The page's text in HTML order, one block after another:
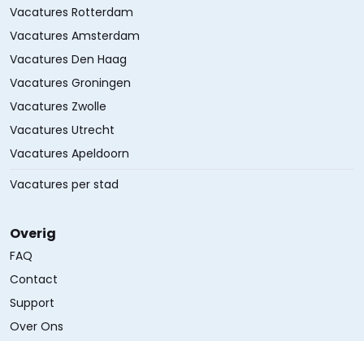
Vacatures Rotterdam
Vacatures Amsterdam
Vacatures Den Haag
Vacatures Groningen
Vacatures Zwolle
Vacatures Utrecht
Vacatures Apeldoorn
Vacatures per stad
Overig
FAQ
Contact
Support
Over Ons